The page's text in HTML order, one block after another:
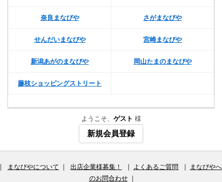
奈良まなびや さがまなびや
せんだいまなびや 宮崎まなびや
新潟あがのまなびや 岡山たまのまなびや
藤枝ショッピングストリート
ようこそ、 ゲスト 様
新規会員登録
まなびやについて 出店企業様募集！ よくあるご質問
まなびやへ
のお問合わせ|